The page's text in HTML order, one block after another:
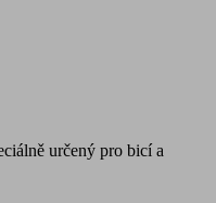
určený pro bicí a